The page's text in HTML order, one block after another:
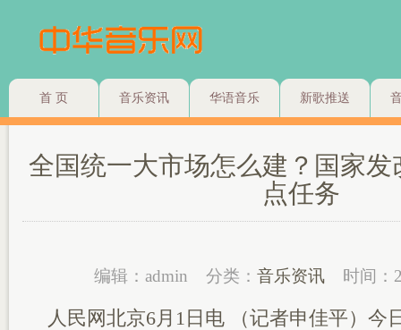
首 页 音乐资讯 华语音乐 新歌推送
全国统一大市场怎么建？国家
点任务
编辑：admin 分类： 音乐资讯 时间：
人民网北京6月1日电 （记者申佳平）今